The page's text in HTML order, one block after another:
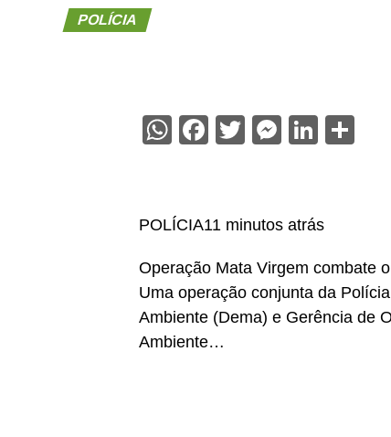
POLÍCIA
WhatsApp
Facebook
Twitter
POLÍCIA11 minutos atrás
Operação Mata Virgem combate
Uma operação conjunta da
Ambiente (Dema) e Gerência de
Ambiente…